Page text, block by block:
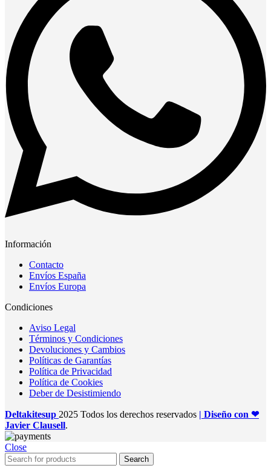
Información
Contacto
Envíos España
Envíos Europa
Condiciones
Aviso Legal
Términos y Condiciones
Devoluciones y Cambios
Políticas de Garantías
Política de Privacidad
Política de Cookies
Deber de Desistimiendo
Deltakitesup 2025 Todos los derechos reservados | Diseño con ❤
Javier Clausell.
Close
Search